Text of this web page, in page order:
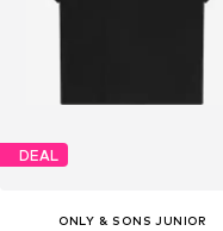
DEAL
ONLY & SONS JUNIOR